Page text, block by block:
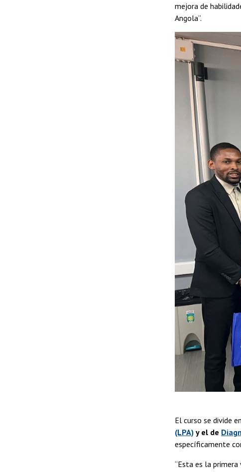
mejora de
Angola”.
El curso se divide
(LPA) y el de
específicamente
“Esta es la